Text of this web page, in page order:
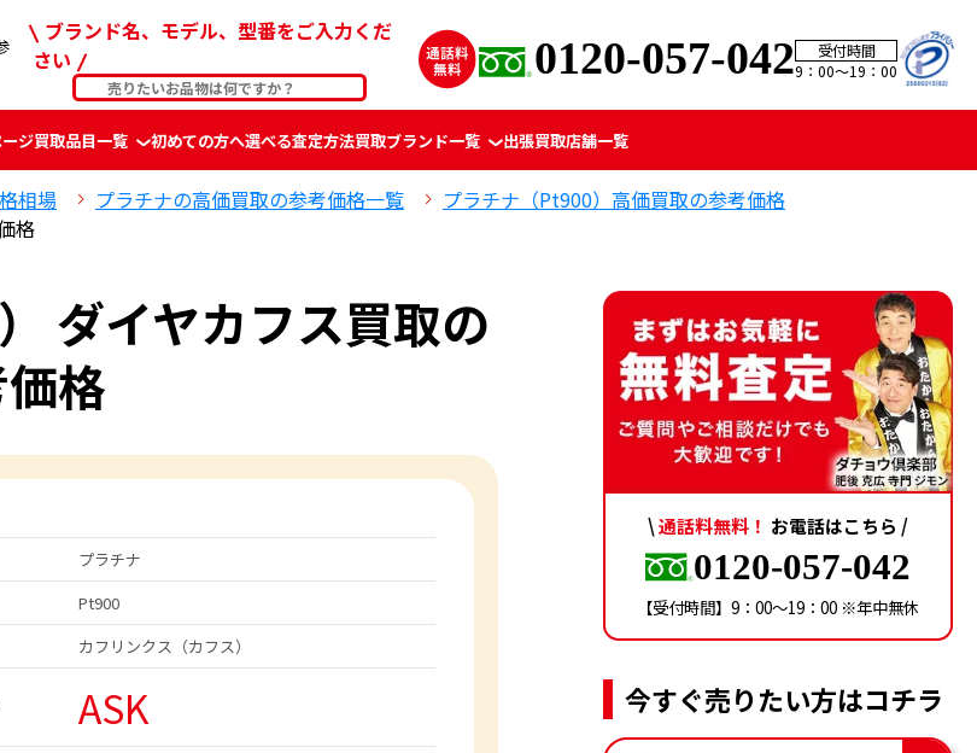
ブランド名、モデル、型番をご入力くだ
さい
0120-057-042
受付時間
9：00〜19：00
ジ買取品目一覧 初めての方へ選べる査定方法買取ブランド一覧 出張買取店舗一覧
相場 プラチナの高価買取の参考価格一覧
プラチナ（Pt900）高価買取の参考価格
格
ダイヤカフス買取の
格
プラチナ
Pt900
カフリンクス（カフス）
ASK
\通話料無料！ お電話はこちら /
0120-057-042
【受付時間】9：00〜19：00 ※年中無休
今すぐ売りたい方はコチラ